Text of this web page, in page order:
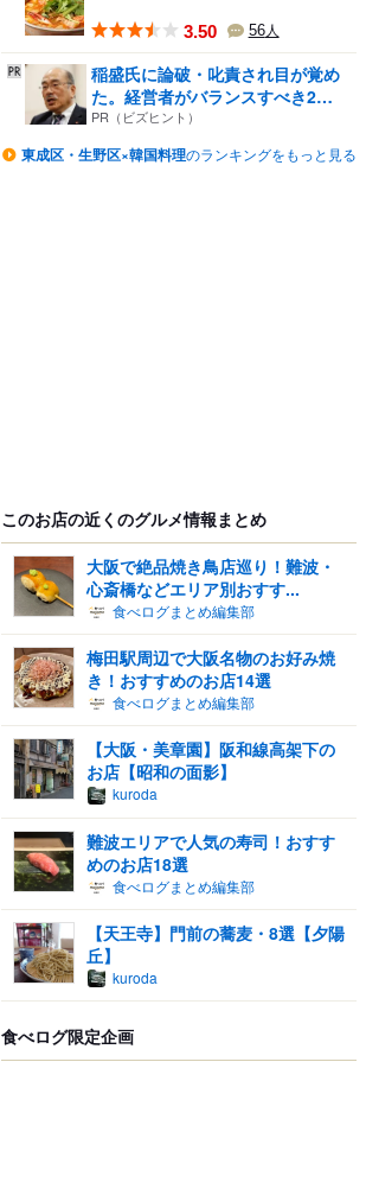
3.50 56人
稲盛氏に論破・叱責され目が覚め
た。経営者がバランスすべき2
つ...
PR（ビズヒント）
東成区・生野区×韓国料理のランキングをもっと見る
このお店の近くのグルメ情報まとめ
大阪で絶品焼き鳥店巡り！難波・
心斎橋などエリア別おすす...
食べログまとめ編集部
梅田駅周辺で大阪名物のお好み焼
き！おすすめのお店14選
食べログまとめ編集部
【大阪・美章園】阪和線高架下の
お店【昭和の面影】
kuroda
難波エリアで人気の寿司！おすす
めのお店18選
食べログまとめ編集部
【天王寺】門前の蕎麦・8選【夕陽
丘】
kuroda
食べログ限定企画